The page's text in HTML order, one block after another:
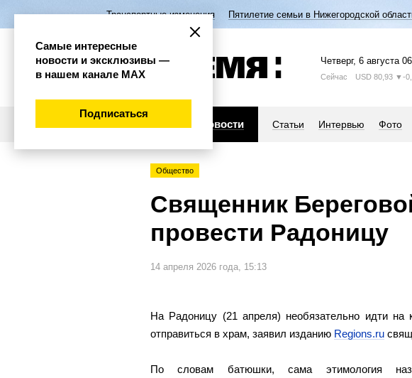
Транспортные изменения Пятилетие семьи в Нижегородской
Четверг, 6 августа
Сейчас USD 80,93 ▼-
Новости Статьи Интервью Фото
Общество
Священник
провести Радоницу
14 апреля 2026 года, 15:13
На Радоницу (21 апреля) необязательно идти
отправиться в храм, заявил изданию Regions.ru
По словам батюшки, сама этимология
Самые интересные
новости и эксклюзивы —
в нашем канале МАХ
Подписаться